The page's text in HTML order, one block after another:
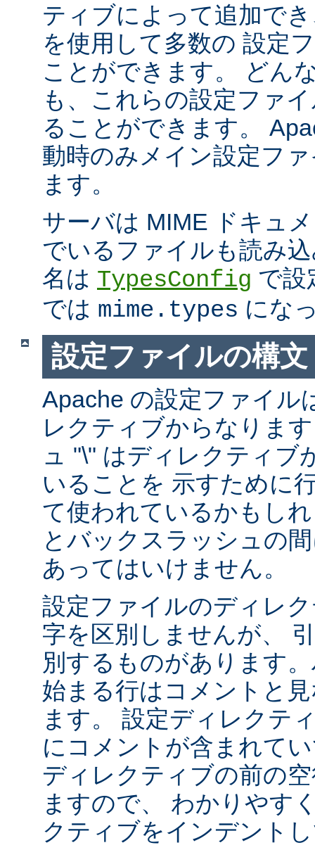
ティブによって追加で
を使用して多数の 設定
ことができます。 どん
も、これらの設定ファ
ることができます。
動時のみメイン設定フ
ます。
サーバは MIME ドキュ
でいるファイルも読み
名は TypesConfig で設
では mime.types にな
設定ファイルの構文
Apache の設定ファイル
レクティブからなりま
ュ "\" はディレクティブ
いることを 示すために
て使われているかもし
とバックスラッシュの
あってはいけません。
設定ファイルのディレ
字を区別しませんが、
別するものがあります
始まる行はコメントと
ます。 設定ディレクテ
にコメントが含まれて
ディレクティブの前の
ますので、 わかりやす
クティブをインデント